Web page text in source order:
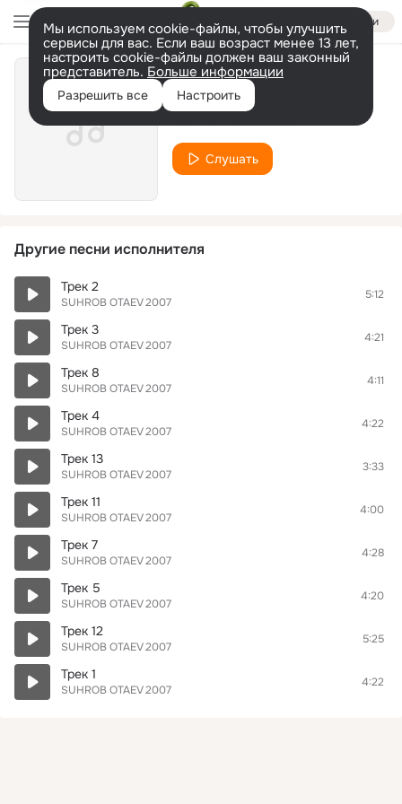
Войти
Мы используем cookie-файлы, чтобы улучшить
сервисы для вас. Если ваш возраст менее 13 лет,
настроить cookie-файлы должен ваш законный
представитель. Больше информации
Разрешить все Настроить
Трек 14
Слушать
Другие песни исполнителя
Трек 2
SUHROB OTAEV 2007
5:12
Трек 3
SUHROB OTAEV 2007
4:21
Трек 8
SUHROB OTAEV 2007
4:11
Трек 4
SUHROB OTAEV 2007
4:22
Трек 13
SUHROB OTAEV 2007
3:33
Трек 11
SUHROB OTAEV 2007
4:00
Трек 7
SUHROB OTAEV 2007
4:28
Трек 5
SUHROB OTAEV 2007
4:20
Трек 12
SUHROB OTAEV 2007
5:25
Трек 1
SUHROB OTAEV 2007
4:22